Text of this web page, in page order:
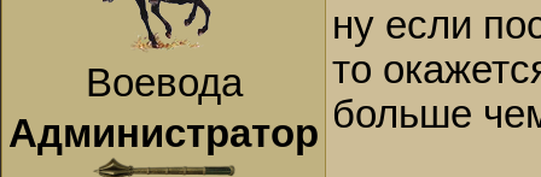
Воевода
Администратор
ну если
то
больше